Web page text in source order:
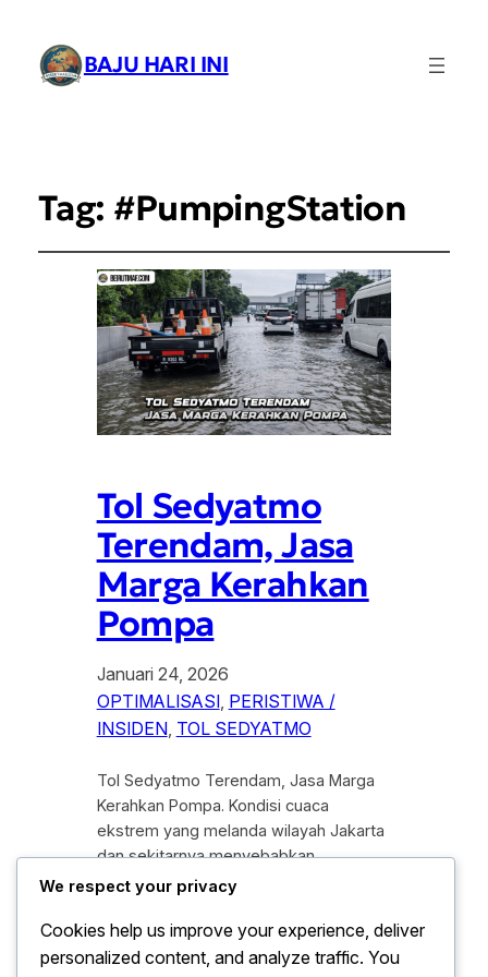
BAJU HARI INI
Tag: #PumpingStation
Tol Sedyatmo
Terendam, Jasa
Marga Kerahkan
Pompa
Januari 24, 2026
OPTIMALISASI, PERISTIWA /
INSIDEN, TOL SEDYATMO
Tol Sedyatmo Terendam, Jasa Marga
Kerahkan Pompa. Kondisi cuaca
ekstrem yang melanda wilayah Jakarta
dan sekitarnya menyebabkan
tantangan serius pada infrastruktur
Internasional Soekarno-Hatta. Akibat
curah hujan dengan intensitas tinggi
We respect your privacy
Cookies help us improve your experience, deliver
personalized content, and analyze traffic. You